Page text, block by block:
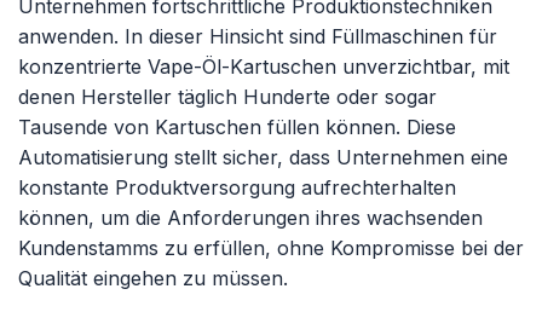
Unternehmen fortschrittliche Produktionstechniken
anwenden. In dieser Hinsicht sind Füllmaschinen für
konzentrierte Vape-Öl-Kartuschen unverzichtbar, mit
denen Hersteller täglich Hunderte oder sogar
Tausende von Kartuschen füllen können. Diese
Automatisierung stellt sicher, dass Unternehmen eine
konstante Produktversorgung aufrechterhalten
können, um die Anforderungen ihres wachsenden
Kundenstamms zu erfüllen, ohne Kompromisse bei der
Qualität eingehen zu müssen.